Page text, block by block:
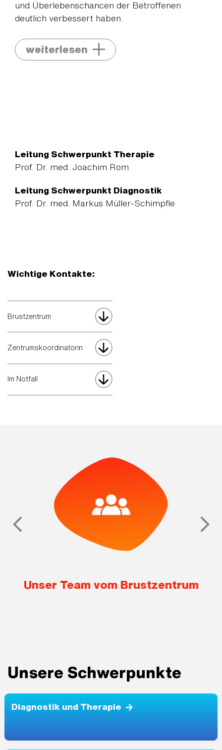
und Überlebenschancen der Betroffenen
deutlich verbessert haben.
weiterlesen
Leitung Schwerpunkt Therapie
Prof. Dr. med. Joachim Rom
Leitung Schwerpunkt Diagnostik
Prof. Dr. med. Markus Müller-Schimpfle
Wichtige Kontakte:
Brustzentrum
Zentrumskoordinatorin
Im Notfall
Unser Team vom Brustzentrum
Unsere Schwerpunkte
Diagnostik und Therapie